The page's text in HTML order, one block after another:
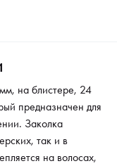
на блистере, 24
предназначен для
Заколка
так и в
на волосах,